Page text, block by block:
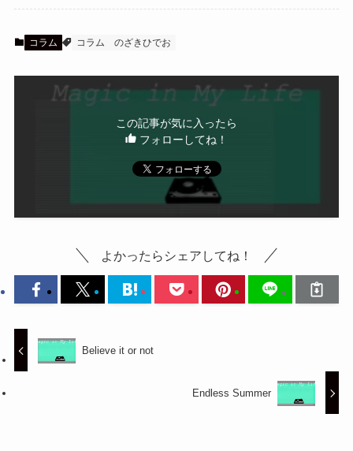
コラム コラム のざきひでお
この記事が気に入ったら
フォローしてね！
よかったらシェアしてね！
Believe it or not
Endless Summer